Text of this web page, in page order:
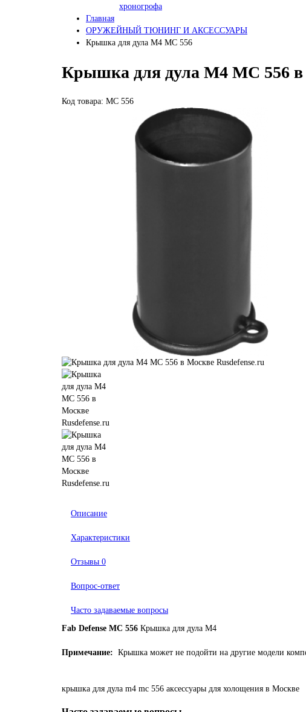
хроногрофа
Главная
ОРУЖЕЙНЫЙ ТЮНИНГ И АКСЕССУАРЫ
Крышка для дула M4 MC 556
Крышка для дула M4 MC 556
Код товара: MC 556
Описание
Характеристики
Отзывы 0
Вопрос-ответ
Часто задаваемые вопросы
Fab Defense MC 556 Крышка для дула M4
Примечание: Крышка может не подойти на другие модели
крышка для дула m4 mc 556 аксессуары для холощения в Москве